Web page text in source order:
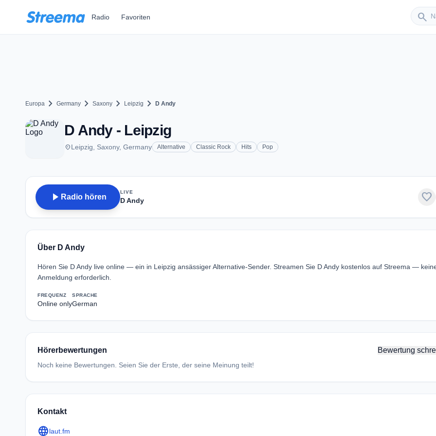
Radio Favoriten search
Sender
Europa chevron_right Germany chevron_right Saxony chevron_right Leipzig chevron_right D Andy
D Andy - Leipzig
placeLeipzig, Saxony, Germany Alternative Classic Rock Hits Pop
play_arrow Radio hören
LIVE
D Andy favorite
Über D Andy
Hören Sie D Andy live online — ein in Leipzig ansässiger Alternative-Sender. Streamen Sie D Andy kostenlos auf Streema —
Anmeldung erforderlich.
FREQUENZ
Online only
SPRACHE
German
Hörerbewertungen Bewertung
Noch keine Bewertungen. Seien Sie der Erste, der seine Meinung teilt!
Kontakt
languagelaut.fm